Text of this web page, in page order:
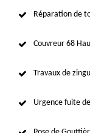
Réparation de
Couvreur 68
Travaux de
Urgence fuite